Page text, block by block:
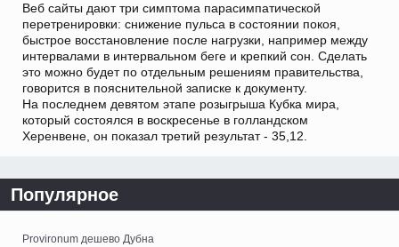
Веб сайты дают три симптома парасимпатической
перетренировки: снижение пульса в состоянии покоя,
быстрое восстановление после нагрузки, например между
интервалами в интервальном беге и крепкий сон. Сделать
это можно будет по отдельным решениям правительства,
говорится в пояснительной записке к документу.
На последнем девятом этапе розыгрыша Кубка мира,
который состоялся в воскресенье в голландском
Херенвене, он показал третий результат - 35,12.
Популярное
Provironum дешево Дубна